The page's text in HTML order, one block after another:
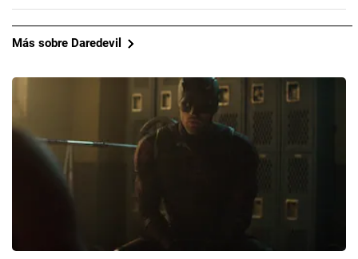
Más sobre Daredevil